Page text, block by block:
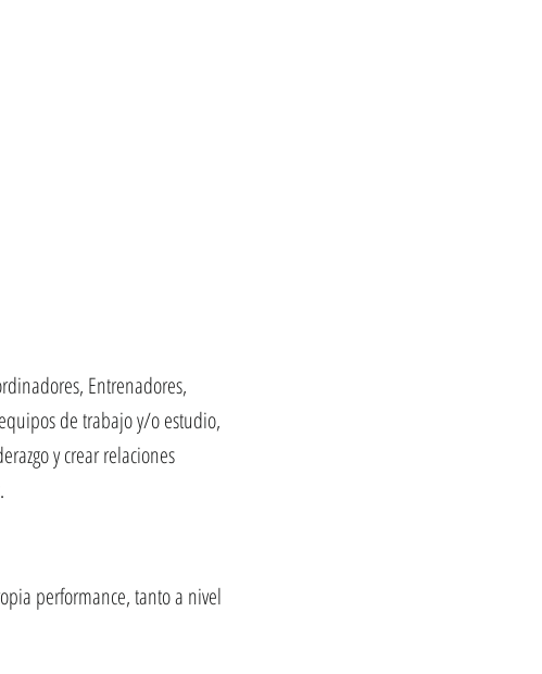
Entrenadores,
de trabajo y/o estudio,
y crear relaciones
performance, tanto a nivel